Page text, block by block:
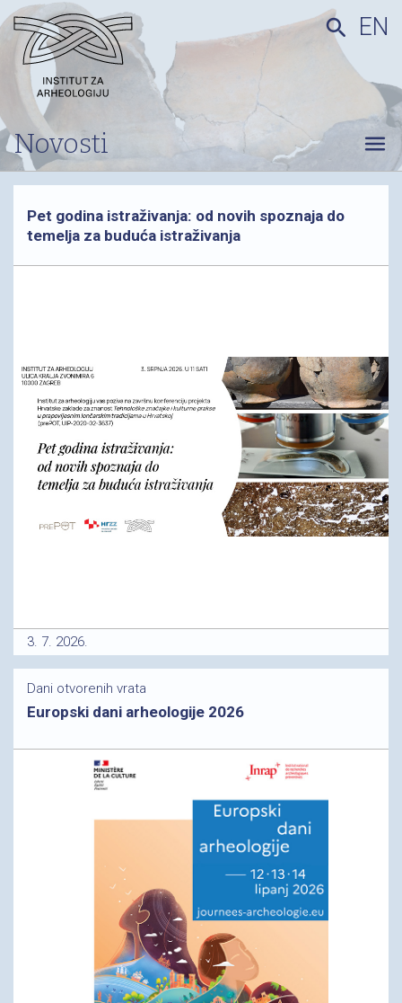
Novosti
search EN
menu
Pet godina istraživanja: od novih spoznaja do
temelja za buduća istraživanja
3. 7. 2026.
Dani otvorenih vrata
Europski dani arheologije 2026